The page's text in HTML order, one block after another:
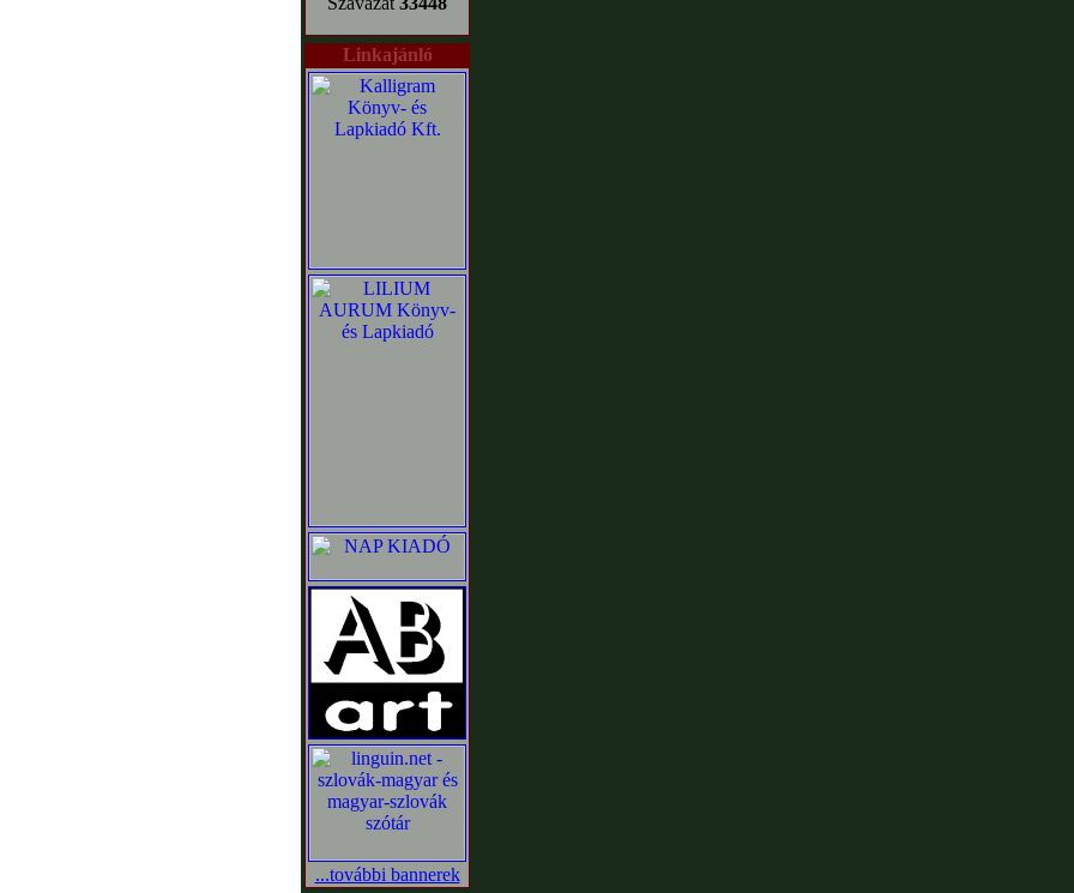
Linkajánló
...további bannerek